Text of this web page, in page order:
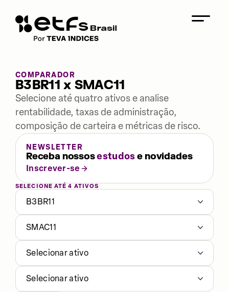
COMPARADOR
B3BR11 x SMAC11
Selecione até quatro ativos e analise
rentabilidade, taxas de administração,
composição de carteira e métricas de risco.
NEWSLETTER
Receba nossosestudose novidades
Inscrever-se
SELECIONE ATÉ 4 ATIVOS
B3BR11
SMAC11
Selecionar ativo
Selecionar ativo